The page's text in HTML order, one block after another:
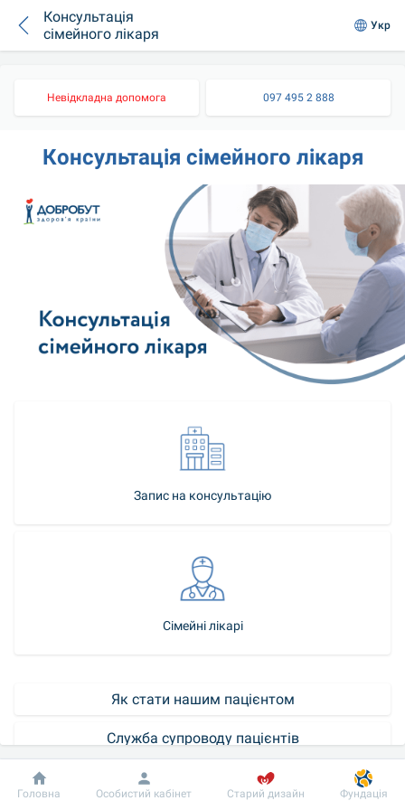
Консультація
сімейного лікаря
Укр
Невідкладна допомога 097 495 2 888
Консультація сімейного лікаря
Запис на консультацію
Сімейні лікарі
Як стати нашим пацієнтом
Служба супроводу пацієнтів
Добробут
Інформація Пацієнту
Головна Особистий кабінет Старий дизайн Фундація